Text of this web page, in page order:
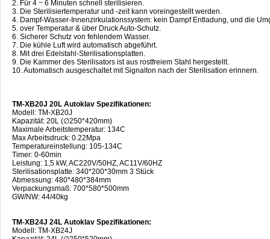
2. Für 4 ~ 6 Minuten schnell sterilisieren.
3. Die Sterilisiertemperatur und -zeit kann voreingestellt werden.
4. Dampf-Wasser-Innenzirkulationssystem: kein Dampf Entladung, und die
5. over Temperatur & über Druck Auto-Schutz.
6. Sicherer Schutz von fehlendem Wasser.
7. Die kühle Luft wird automatisch abgeführt.
8. Mit drei Edelstahl-Sterilisationsplatten.
9. Die Kammer des Sterilisators ist aus rostfreiem Stahl hergestellt.
10. Automatisch ausgeschaltet mit Signalton nach der Sterilisation erinnern.
TM-XB20J 20L Autoklav Spezifikationen:
Modell: TM-XB20J
Kapazität: 20L (∅250*420mm)
Maximale Arbeitstemperatur: 134C
Max Arbeitsdruck: 0.22Mpa
Temperatureinstellung: 105-134C
Timer: 0-60min
Leistung: 1,5 kW, AC220V/50HZ, AC11V/60HZ
Sterilisationsplatte: 340*200*30mm 3 Stück
Abmessung: 480*480*384mm
Verpackungsmaß: 700*580*500mm
GW/NW: 44/40kg
TM-XB24J 24L Autoklav Spezifikationen:
Modell: TM-XB24J